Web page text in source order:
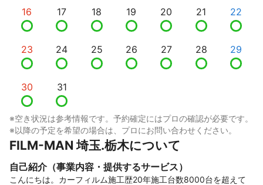
16 17 18 19 20 21 22
23 24 25 26 27 28 29
30 31
※空き状況は参考情報です。予約確定にはプロの確認が必要です。
※以降の予定を希望の場合は、プロにお問い合わせください。
FILM-MAN 埼玉.栃木について
自己紹介（事業内容・提供するサービス）
こんにちは。カーフィルム施工歴20年施工台数8000台を超えて